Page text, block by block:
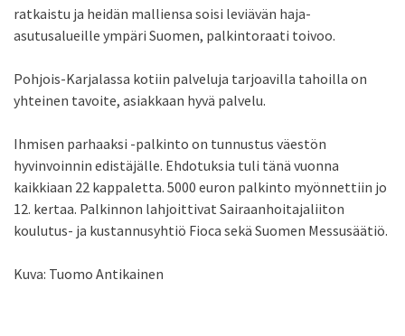
ratkaistu ja heidän malliensa soisi leviävän haja-
asutusalueille ympäri Suomen, palkintoraati toivoo.
Pohjois-Karjalassa kotiin palveluja tarjoavilla tahoilla on
yhteinen tavoite, asiakkaan hyvä palvelu.
Ihmisen parhaaksi -palkinto on tunnustus väestön
hyvinvoinnin edistäjälle. Ehdotuksia tuli tänä vuonna
kaikkiaan 22 kappaletta. 5000 euron palkinto myönnettiin jo
12. kertaa. Palkinnon lahjoittivat Sairaanhoitajaliiton
koulutus- ja kustannusyhtiö Fioca sekä Suomen Messusäätiö.
Kuva: Tuomo Antikainen